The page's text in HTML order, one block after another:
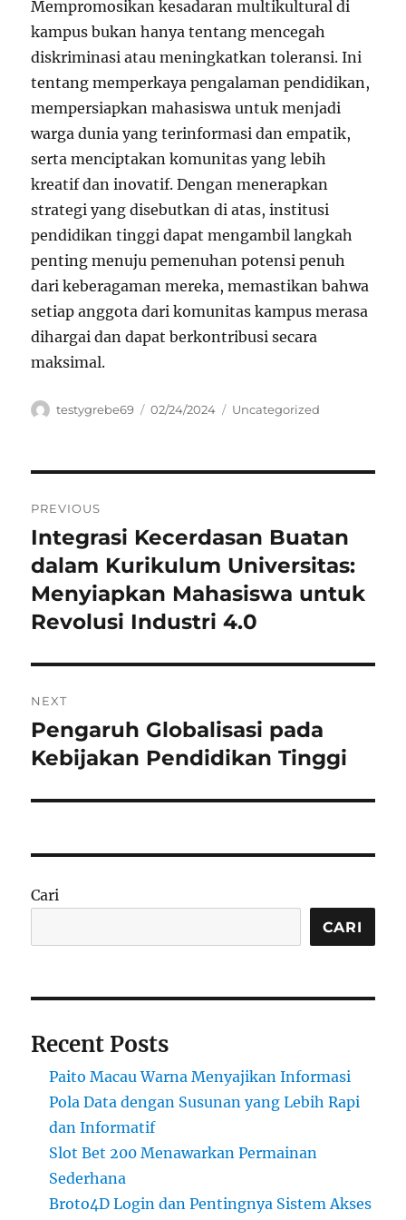
Mempromosikan kesadaran multikultural di
kampus bukan hanya tentang mencegah
diskriminasi atau meningkatkan toleransi. Ini
tentang memperkaya pengalaman pendidikan,
mempersiapkan mahasiswa untuk menjadi
warga dunia yang terinformasi dan empatik,
serta menciptakan komunitas yang lebih
kreatif dan inovatif. Dengan menerapkan
strategi yang disebutkan di atas, institusi
pendidikan tinggi dapat mengambil langkah
penting menuju pemenuhan potensi penuh
dari keberagaman mereka, memastikan bahwa
setiap anggota dari komunitas kampus merasa
dihargai dan dapat berkontribusi secara
maksimal.
Author
testygrebe69
Posted
02/24/2024 Categories
Uncategorized
pos
PREVIOUS
Previous
post:
Integrasi Kecerdasan Buatan
dalam Kurikulum Universitas:
Menyiapkan Mahasiswa untuk
Revolusi Industri 4.0
NEXT
Next
post:
Pengaruh Globalisasi pada
Kebijakan Pendidikan Tinggi
Cari
CARI
Recent Posts
Paito Macau Warna Menyajikan Informasi
Pola Data dengan Susunan yang Lebih Rapi
dan Informatif
Slot Bet 200 Menawarkan Permainan
Sederhana
Broto4D Login dan Pentingnya Sistem Akses